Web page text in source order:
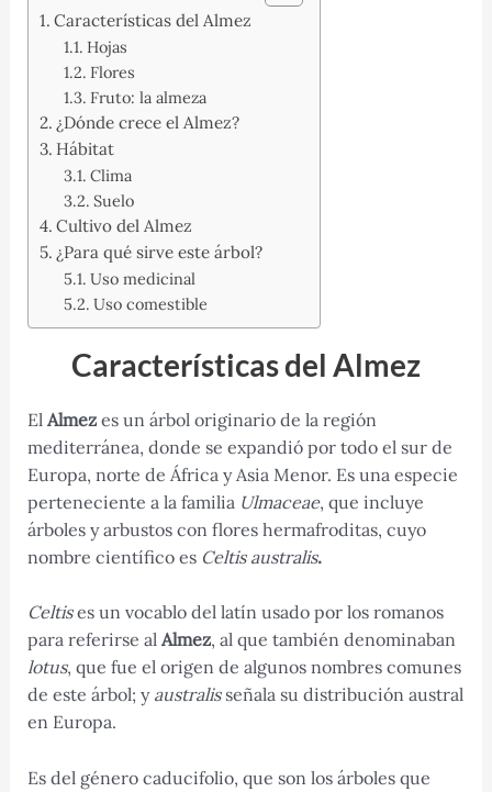
Características del Almez
Hojas
Flores
Fruto: la almeza
¿Dónde crece el Almez?
Hábitat
Clima
Suelo
Cultivo del Almez
¿Para qué sirve este árbol?
Uso medicinal
Uso comestible
Características del Almez
El Almezes un árbol originario de la región
mediterránea, donde se expandió por todo el sur de
Europa, norte de África y Asia Menor. Es una especie
perteneciente a la familia Ulmaceae, que incluye
árboles y arbustos con flores hermafroditas, cuyo
nombre científico es Celtis australis.
Celtises un vocablo del latín usado por los romanos
para referirse al Almez, al que también denominaban
lotus, que fue el origen de algunos nombres comunes
de este árbol; y australisseñala su distribución austral
en Europa.
Es del género caducifolio, que son los árboles que